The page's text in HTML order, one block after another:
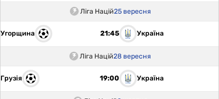
Ліга Націй25 вересня
Угорщина 21:45 Україна
Ліга Націй28 вересня
Грузія 19:00 Україна